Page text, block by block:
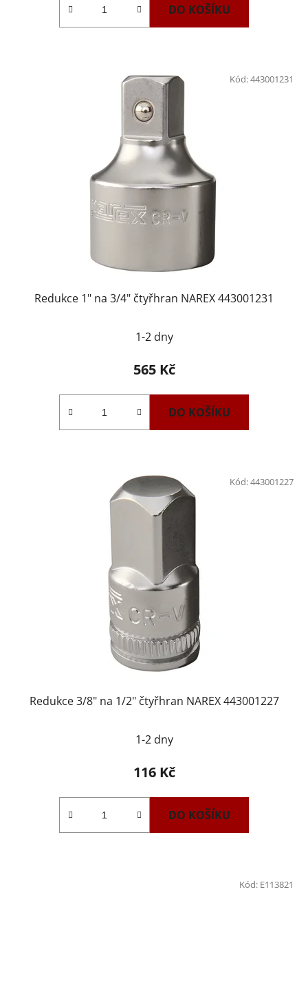
DO KOŠÍKU
Redukce 1" na 3/4" čtyřhran NAREX 443001231
1-2 dny
565 Kč
DO KOŠÍKU
Kód:443001231
Redukce 3/8" na 1/2" čtyřhran NAREX 443001227
1-2 dny
116 Kč
DO KOŠÍKU
Kód:443001227
Kód: E113821